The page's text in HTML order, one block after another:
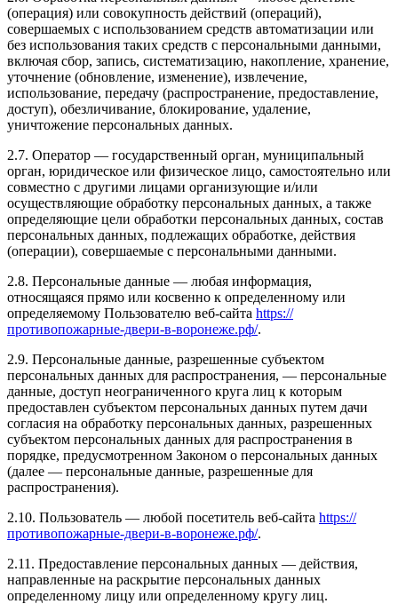
(операция) или совокупность действий (операций),
совершаемых с использованием средств автоматизации или
без использования таких средств с персональными данными,
включая сбор, запись, систематизацию, накопление, хранение,
уточнение (обновление, изменение), извлечение,
использование, передачу (распространение, предоставление,
доступ), обезличивание, блокирование, удаление,
уничтожение персональных данных.
2.7. Оператор — государственный орган, муниципальный
орган, юридическое или физическое лицо, самостоятельно или
совместно с другими лицами организующие и/или
осуществляющие обработку персональных данных, а также
определяющие цели обработки персональных данных, состав
персональных данных, подлежащих обработке, действия
(операции), совершаемые с персональными данными.
2.8. Персональные данные — любая информация,
относящаяся прямо или косвенно к определенному или
определяемому Пользователю веб-сайта https://
противопожарные-двери-в-воронеже.рф/.
2.9. Персональные данные, разрешенные субъектом
персональных данных для распространения, — персональные
данные, доступ неограниченного круга лиц к которым
предоставлен субъектом персональных данных путем дачи
согласия на обработку персональных данных, разрешенных
субъектом персональных данных для распространения в
порядке, предусмотренном Законом о персональных данных
(далее — персональные данные, разрешенные для
распространения).
2.10. Пользователь — любой посетитель веб-сайта https://
противопожарные-двери-в-воронеже.рф/.
2.11. Предоставление персональных данных — действия,
направленные на раскрытие персональных данных
определенному лицу или определенному кругу лиц.